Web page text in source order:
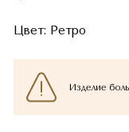
Цвет: Ретро
Изделие